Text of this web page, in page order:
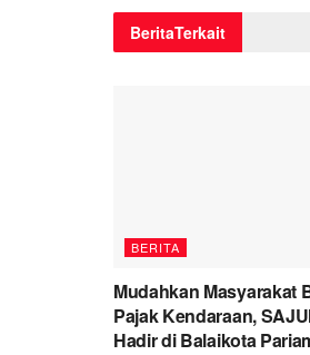
BeritaTerkait
BERITA
Mudahkan Masyarakat
Pajak Kendaraan,
Hadir di Balaikota